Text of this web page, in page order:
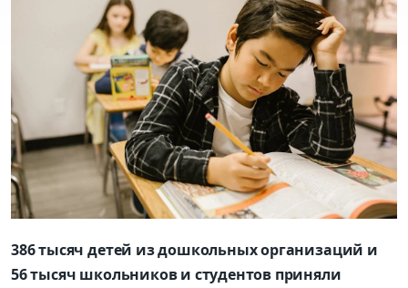
386 тысяч детей из дошкольных организаций и
56 тысяч школьников и студентов приняли